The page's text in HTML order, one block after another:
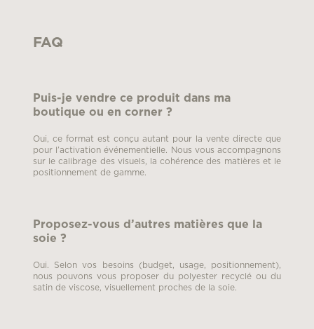
FAQ
Puis-je vendre ce produit dans ma
boutique ou en corner ?
Oui, ce format est conçu autant pour la vente directe que
pour l’activation événementielle. Nous vous accompagnons
sur le calibrage des visuels, la cohérence des matières et le
positionnement de gamme.
Proposez-vous d’autres matières que la
soie ?
Oui. Selon vos besoins (budget, usage, positionnement),
nous pouvons vous proposer du polyester recyclé ou du
satin de viscose, visuellement proches de la soie.